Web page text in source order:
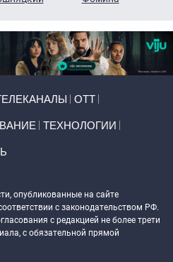
ОТТ
ТЕХНОЛОГИИ
опубликованные на сайте
с законодательством РФ.
с редакцией не более трети
с обязательной прямой